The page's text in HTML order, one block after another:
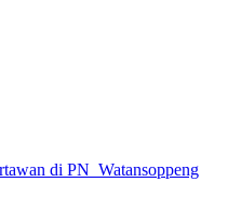
di PN Watansoppeng